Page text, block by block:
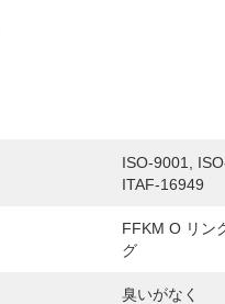
ISO-9001,
ITAF-16949
FFKM O リン
グ
臭いがなく